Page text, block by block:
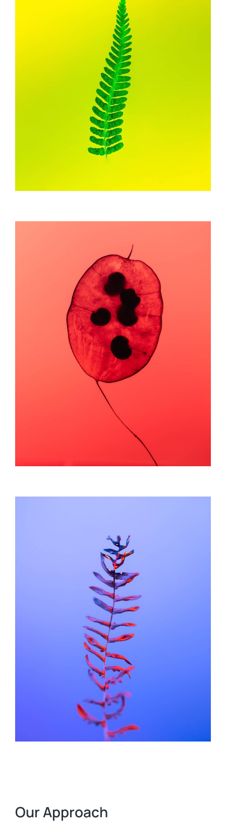
Our Approach